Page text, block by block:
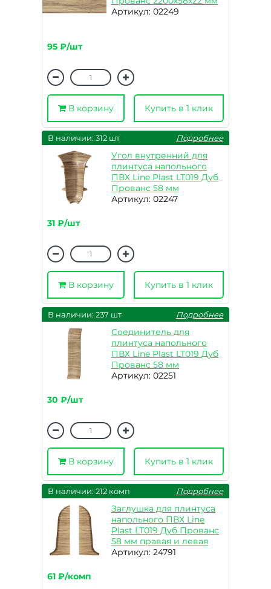
Артикул: 02249
95 ₽/шт
В корзину Купить в 1 клик
В наличии: 312 шт Подробнее
Угол внутренний для
плинтуса напольного
ПВХ Line Plast LT019 Дуб
Прованс 58 мм
Артикул: 02247
31 ₽/шт
В корзину Купить в 1 клик
В наличии: 237 шт Подробнее
Соединитель для
плинтуса напольного
ПВХ Line Plast LT019 Дуб
Прованс 58 мм
Артикул: 02251
30 ₽/шт
В корзину Купить в 1 клик
В наличии: 212 комп Подробнее
Заглушка для плинтуса
напольного ПВХ Line
Plast LT019 Дуб Прованс
58 мм правая и левая
Артикул: 24791
61 ₽/комп